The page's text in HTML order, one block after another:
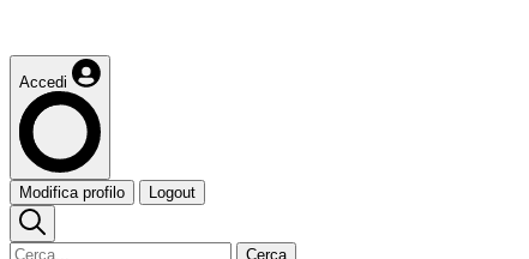
Accedi
Modifica profilo Logout
Cerca